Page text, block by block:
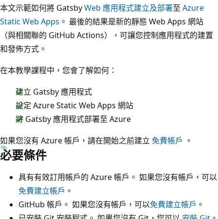
本文示範如何將 GatsbyWeb 應用程式建立及部署至 Azure
Static Web Apps 。 最後的結果是新的靜態 Web Apps 網站
（與相關聯的 GitHub Actions），可讓您控制應用程式的建置
和發佈方式。
在本教學課程中，您會了解如何：
建立 Gatsby 應用程式
設定 Azure Static Web Apps 網站
將 Gatsby 應用程式部署至 Azure
如果您沒有 Azure 帳戶，請在開始之前建立 免費帳戶 。
必要條件
具有有效訂用帳戶的 Azure 帳戶。 如果您沒有帳戶，可以
免費建立帳戶 。
GitHub 帳戶。 如果您沒有帳戶，可以免費建立帳戶 。